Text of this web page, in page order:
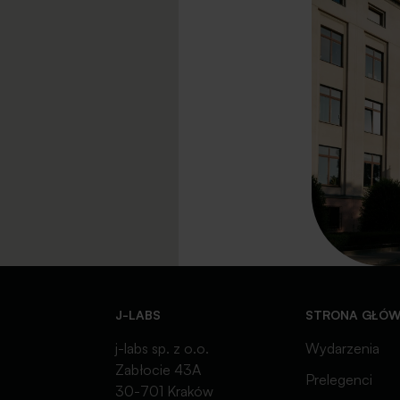
J-LABS
j-labs sp. z o.o.
Zabłocie 43A
30-701 Kraków
STRONA
Wydarzenia
Prelegenci